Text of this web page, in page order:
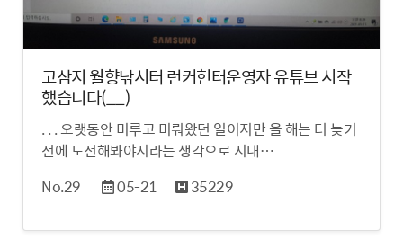
고삼지 월향낚시터 런커헌터운영자 유튜브 시작
했습니다(__)
. . . 오랫동안 미루고 미뤄왔던 일이지만 올 해는 더 늦기
전에 도전해봐야지라는 생각으로 지내…
No.29
05-21 35229